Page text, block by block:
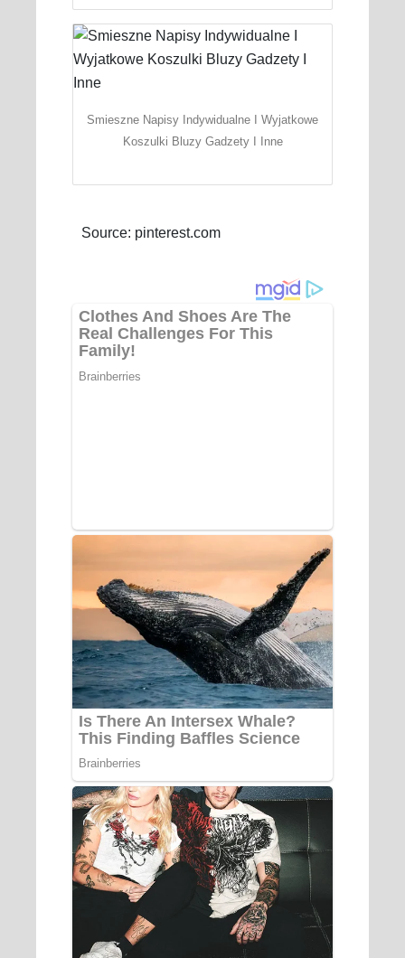
Smieszne Napisy Indywidualne I Wyjatkowe
Koszulki Bluzy Gadzety I Inne
Source: pinterest.com